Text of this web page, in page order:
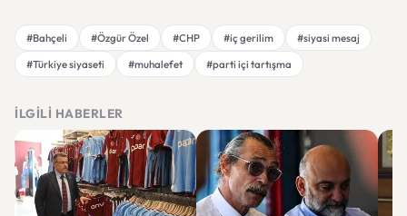
#Bahçeli #Özgür Özel #CHP #iç gerilim
#siyasi mesaj
#Türkiye siyaseti
#muhalefet #parti içi tartışma
İLGILI HABERLER